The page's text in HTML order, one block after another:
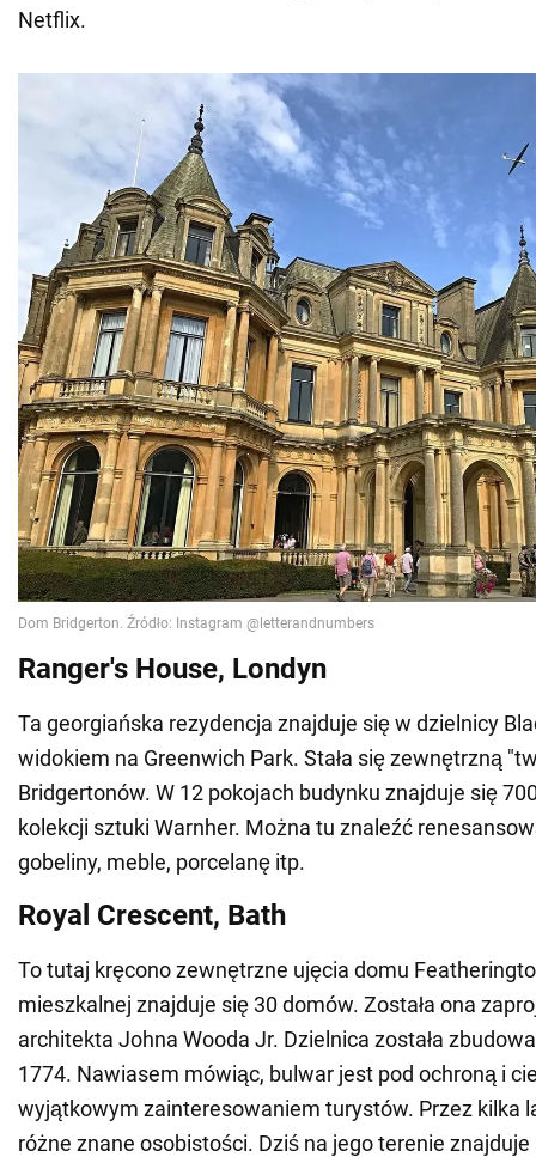
Netflix.
Ranger's House, Londyn
Ta georgiańska rezydencja znajduje się w dzielnicy
widokiem na Greenwich Park. Stała się zewnętrzną
Bridgertonów. W 12 pokojach budynku znajduje się
kolekcji sztuki Warnher. Można tu znaleźć
gobeliny, meble, porcelanę itp.
Royal Crescent, Bath
To tutaj kręcono zewnętrzne ujęcia domu
mieszkalnej znajduje się 30 domów. Została ona
architekta Johna Wooda Jr. Dzielnica została
1774. Nawiasem mówiąc, bulwar jest pod ochroną i
wyjątkowym zainteresowaniem turystów. Przez kilka
różne znane osobistości. Dziś na jego terenie znajduje